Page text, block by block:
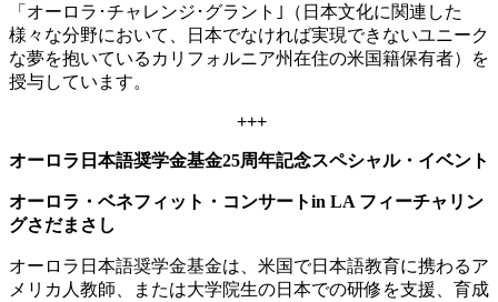
「オーロラ･チャレンジ･グラント｣（日本文化に関連した
様々な分野において、日本でなければ実現できないユニーク
な夢を抱いているカリフォルニア州在住の米国籍保有者）を
授与しています。
+++
オーロラ日本語奨学金基金25周年記念スペシャル・イベント
オーロラ・ベネフィット・コンサートin LA フィーチャリン
グさだまさし
オーロラ日本語奨学金基金は、米国で日本語教育に携わるア
メリカ人教師、または大学院生の日本での研修を支援、育成